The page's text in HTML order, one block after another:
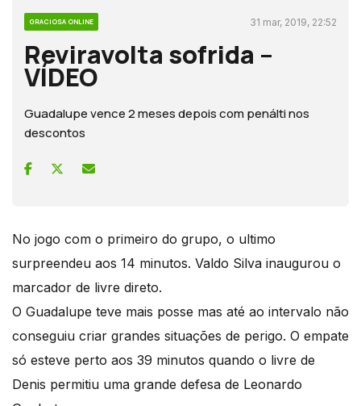
GRACIOSA ONLINE 31 mar, 2019, 22:52
Reviravolta sofrida –
VÍDEO
Guadalupe vence 2 meses depois com penálti nos
descontos
No jogo com o primeiro do grupo, o ultimo
surpreendeu aos 14 minutos. Valdo Silva inaugurou o
marcador de livre direto.
O Guadalupe teve mais posse mas até ao intervalo não
conseguiu criar grandes situações de perigo. O empate
só esteve perto aos 39 minutos quando o livre de
Denis permitiu uma grande defesa de Leonardo